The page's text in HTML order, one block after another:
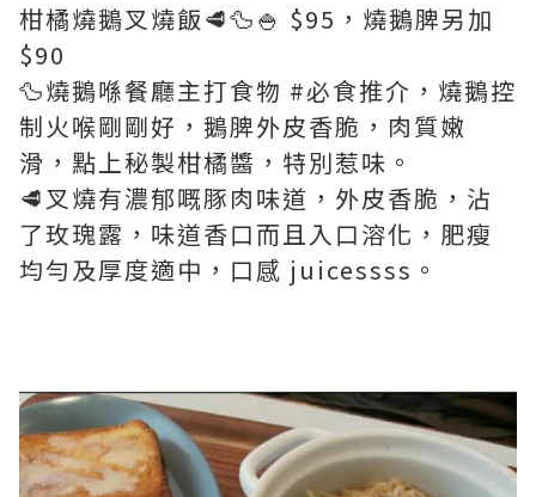
柑橘燒鵝叉燒飯🥩🦆🍚 $95，燒鵝脾另加
$90
🦆燒鵝喺餐廳主打食物 #必食推介，燒鵝控
制火喉剛剛好，鵝脾外皮香脆，肉質嫩
滑，點上秘製柑橘醬，特別惹味。
🥩叉燒有濃郁嘅豚肉味道，外皮香脆，沾
了玫瑰露，味道香口而且入口溶化，肥瘦
均勻及厚度適中，口感 juicessss。